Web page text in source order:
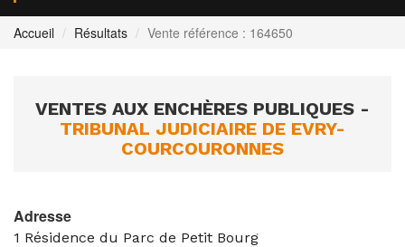
Accueil Résultats Vente référence : 164650
VENTES AUX ENCHÈRES PUBLIQUES -
TRIBUNAL JUDICIAIRE DE EVRY-
COURCOURONNES
Adresse
1 Résidence du Parc de Petit Bourg